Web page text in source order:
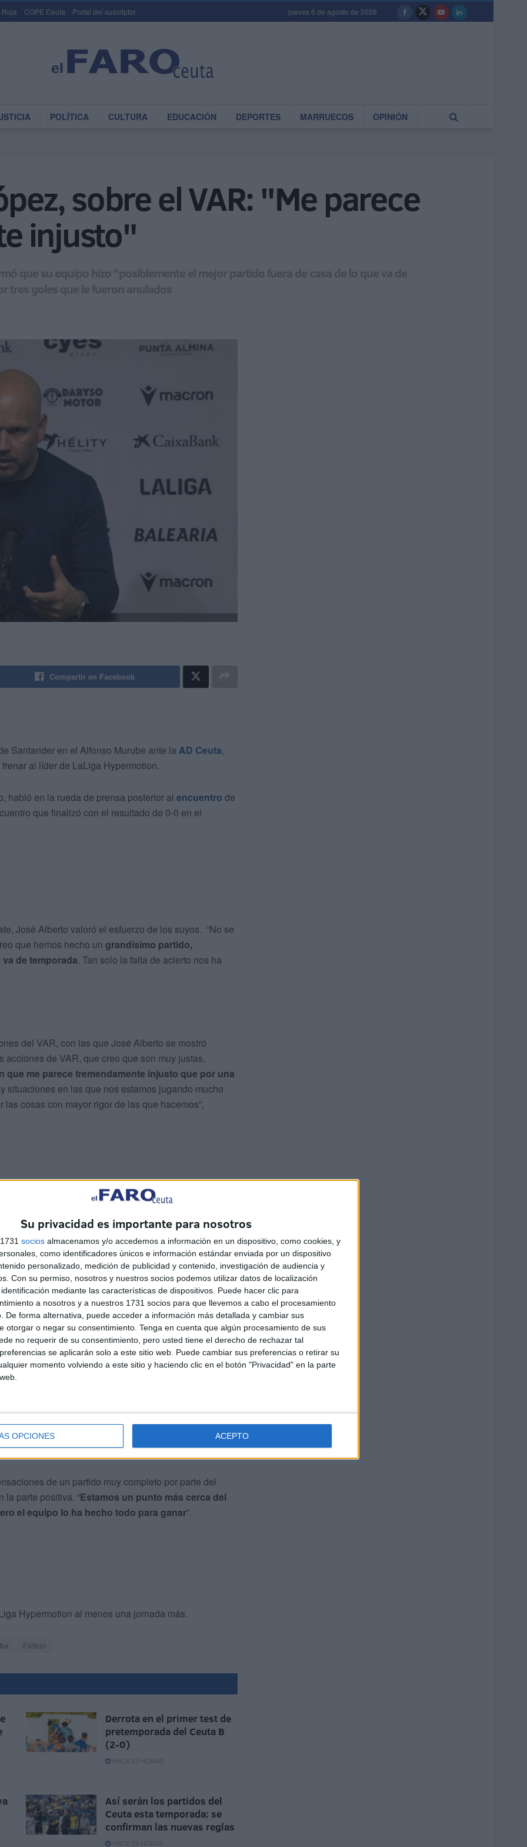
Su privacidad es importante para nosotros
socios almacenamos y/o accedemos a información en un dispositivo, como cookies, y
como identificadores únicos e información estándar enviada por un dispositivo
personalizado, medición de publicidad y contenido, investigación de audiencia y
Con su permiso, nosotros y nuestros socios podemos utilizar datos de localización
mediante las características de dispositivos. Puede hacer clic para
a nosotros y a nuestros 1731 socios para que llevemos a cabo el procesamiento
De forma alternativa, puede acceder a información más detallada y cambiar sus
otorgar o negar su consentimiento. Tenga en cuenta que algún procesamiento de sus
no requerir de su consentimiento, pero usted tiene el derecho de rechazar tal
se aplicarán solo a este sitio web. Puede cambiar sus preferencias o retirar su
momento volviendo a este sitio y haciendo clic en el botón "Privacidad" en la parte
OPCIONES ACEPTO
Roja COPE Ceuta Portal del suscriptor jueves 6 de agosto de 2026
POLÍTICA CULTURA EDUCACIÓN DEPORTES MARRUECOS OPINIÓN
sobre el VAR: "Me parece
injusto"
que su equipo hizo "posiblemente el mejor partido fuera de casa de lo que va de
tres goles que le fueron anulados
Compartir en Facebook
Santander en el Alfonso Murube ante la AD Ceuta,
al líder de LaLiga Hypermotion.
habló en la rueda de prensa posterior al encuentro de
que finalizó con el resultado de 0-0 en el
José Alberto valoró el esfuerzo de los suyos. “No se
que hemos hecho un grandísimo partido,
de temporada. Tan solo la falta de acierto nos ha
del VAR, con las que José Alberto se mostró
acciones de VAR, que creo que son muy justas,
que me parece tremendamente injusto que por una
situaciones en las que nos estamos jugando mucho
cosas con mayor rigor de las que hacemos”,
de este Ceuta: "Me encanta"
en empate también se debió, en buena parte, a la
“El mejor jugador del Ceuta”. Un equipo que “está
lo que están siendo capaces de construir.Tiene
encanta, pero creo que hoy han sido superados”,
No les hemos dado opción. Hemos hecho un
de un partido muy completo por parte del
la parte positiva. “Estamos un punto más cerca del
el equipo lo ha hecho todo para ganar”.
Hypermotion al menos una jornada más.
Fútbol
Derrota en el primer test de
pretemporada del Ceuta B
(2-0)
HACE 23 HORAS
Así serán los partidos del
Ceuta esta temporada: se
confirman las nuevas reglas
HACE 23 HORAS